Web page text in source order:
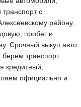
с
району.
пробег и
Срочный выкуп авто
берём транспорт
кредитный,
официально и